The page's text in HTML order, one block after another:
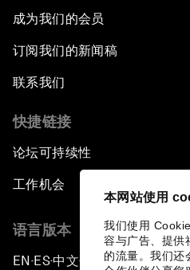
本网站使用
我们使用
容与广告、提供
的流量。我们还
成为我们的会员
订阅我们的新闻稿
联系我们
快捷链接
论坛可持续性
工作机会
语言版本
EN ▪ ES▪中文▪ 日本語